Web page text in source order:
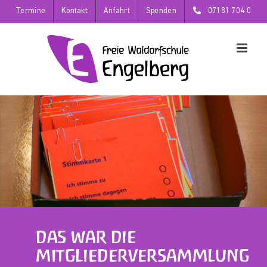
Zum
Inhalt
Termine Kontakt Anfahrt Spenden 07181 704-0
DAS WAR DIE
MITGLIEDERVERSAMMLUNG